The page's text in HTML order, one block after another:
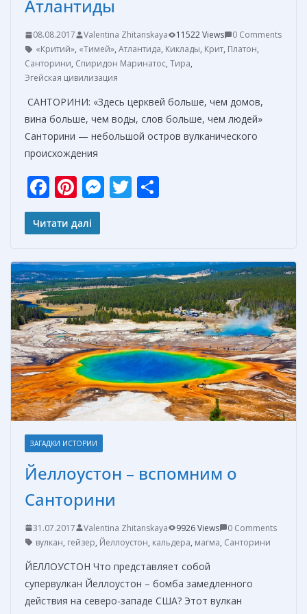
Атлантиды
08.08.2017 Valentina Zhitanskaya 11522 Views
0 Comments
«Критий», «Тимей», Атлантида, Киклады, Крит, Платон,
Санторини, Спиридон Маринатос, Тира,
Эгейская цивилизация
САНТОРИНИ: «Здесь церквей больше, чем домов,
вина больше, чем воды, слов больше, чем людей»
Санторини — небольшой остров вулканического
происхождения
F
ac
e
o
o
k
Pi
nt
er
st
M
n
g
er
T
а
в
и
т
ь
Читати далі
ЗАГАДКИ ИСТОРИИ
Йеллоустон – вспомним о
Санторини
31.07.2017 Valentina Zhitanskaya 9926 Views
0 Comments
вулкан, гейзер, Йеллоустон, кальдера, магма, Санторини
ЙЕЛЛОУСТОН Что представляет собой
супервулкан Йеллоустон – бомба замедленного
действия на северо-западе США? Этот вулкан